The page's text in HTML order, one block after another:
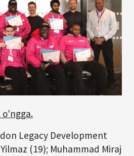
o'ngga.
Legacy Development
(19); Muhammad Miraj